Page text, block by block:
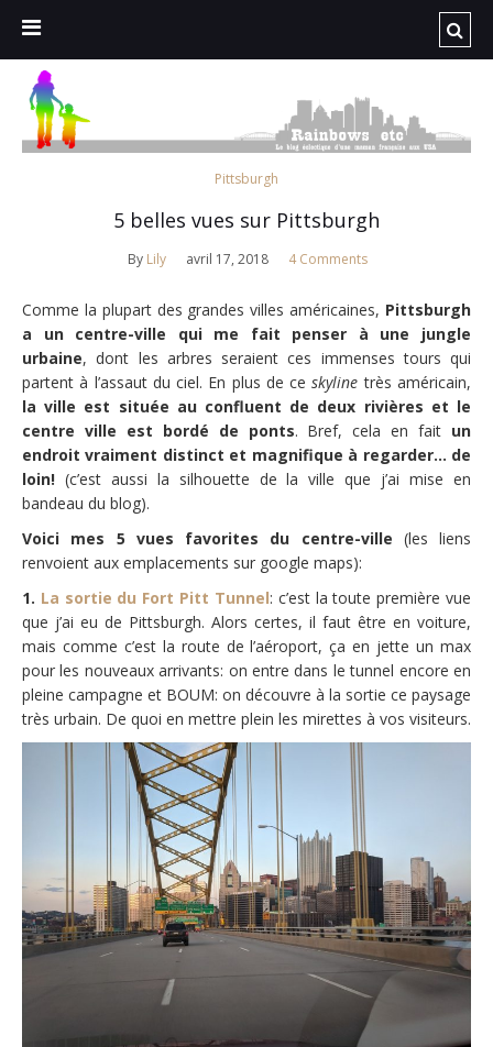
Pittsburgh
5 belles vues sur Pittsburgh
By Lily avril 17, 2018 4 Comments
Comme la plupart des grandes villes américaines, Pittsburgh
a un centre-ville qui me fait penser à une jungle
urbaine, dont les arbres seraient ces immenses tours qui
partent à l’assaut du ciel. En plus de ceskyline très américain,
la ville est située au confluent de deux rivières et le
centre ville est bordé de ponts. Bref, cela en fait un
endroit vraiment distinct et magnifique à regarder… de
loin! (c’est aussi la silhouette de la ville que j’ai mise en
bandeau du blog).
Voici mes 5 vues favorites du centre-ville (les liens
renvoient aux emplacements sur google maps):
1. La sortie du Fort Pitt Tunnel: c’est la toute première vue
que j’ai eu de Pittsburgh. Alors certes, il faut être en voiture,
mais comme c’est la route de l’aéroport, ça en jette un max
pour les nouveaux arrivants: on entre dans le tunnel encore en
pleine campagne et BOUM: on découvre à la sortie ce paysage
très urbain. De quoi en mettre plein les mirettes à vos visiteurs.